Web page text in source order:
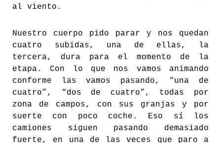
al viento.
Nuestro cuerpo pido parar y nos quedan
cuatro subidas, una de ellas, la
tercera, dura para el momento de la
etapa. Con lo que nos vamos animando
conforme las vamos pasando, “una de
cuatro”, “dos de cuatro”, todas por
zona de campos, con sus granjas y por
suerte con poco coche. Eso sí los
camiones siguen pasando demasiado
fuerte, en una de las veces que paro a